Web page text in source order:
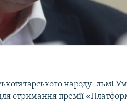
народу Ільмі
отримання премії